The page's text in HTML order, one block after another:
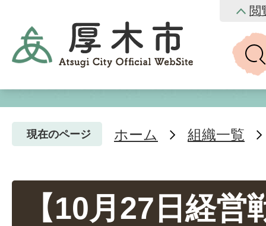
閲
現在のページ ホーム 組織一覧
【10月27日経営